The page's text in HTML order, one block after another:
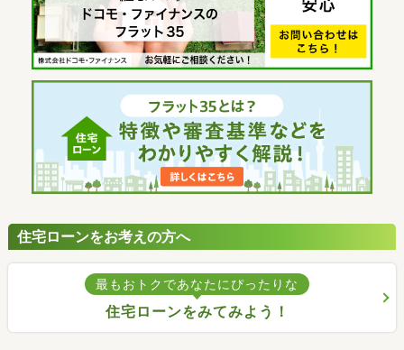
住宅ローンをお考えの方へ
最もおトクであなたにぴったりな
住宅ローンをみてみよう！